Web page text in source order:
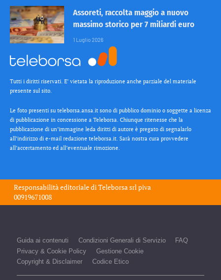
Assoreti, raccolta maggio a nuovo
massimo storico per 7 miliardi euro
1 Luglio 2026
Tutti i diritti riservati. E’ vietata la riproduzione anche parziale del materiale
presente sul sito.
Le foto presenti su teleborsa.ansa.it sono di pubblico dominio o soggette a licenza
di pubblicazione in concessione a Teleborsa. Chiunque ritenesse che la
pubblicazione di un’immagine leda diritti di autore è pregato di segnalarlo
all’indirizzo di e-mail redazione teleborsa.it. Sarà nostra cura provvedere
all’accertamento ed all’eventuale rimozione.
Responsabilità editoriale diTeleborsa srlpiva
00919671008
Guida ai contenuti Condizioni Generali di Servizio
FAQ
Privacy & Cookie Policy
Gestione Cookie
Copyright & Disclaimer
Codice Etico